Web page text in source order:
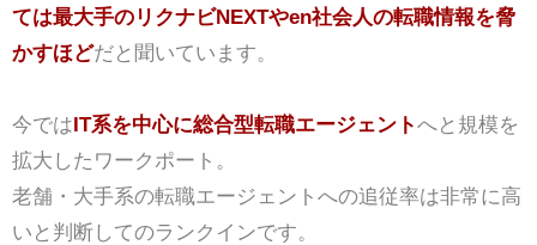
ては最大手のリクナビNEXTやen社会人の転職情報を脅
かすほどだと聞いています。
今ではIT系を中心に総合型転職エージェントへと規模を
拡大したワークポート。
老舗・大手系の転職エージェントへの追従率は非常に高
いと判断してのランクインです。